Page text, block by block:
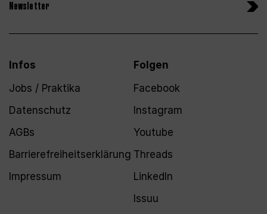
Newsletter
Infos
Jobs / Praktika
Datenschutz
AGBs
Barrierefreiheitserklärung
Impressum
Folgen
Facebook
Instagram
Youtube
Threads
LinkedIn
Issuu